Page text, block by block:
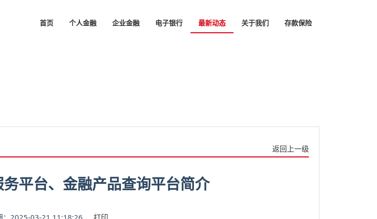
首页 个人金融 企业金融 电子银行 最新动态 关于我们 存款保险
返回上一级
平台、金融产品查询平台简介
：2025-03-21 11:18:26 打印